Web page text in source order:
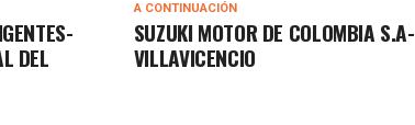
A CONTINUACIÓN
SUZUKI MOTOR DE COLOMBIA S.A-
VILLAVICENCIO
DEL